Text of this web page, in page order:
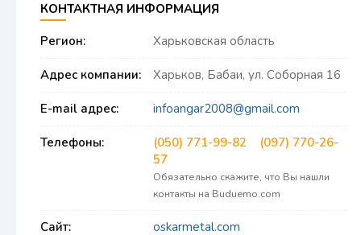
КОНТАКТНАЯ ИНФОРМАЦИЯ
Регион:
Харьковская область
Адрес компании: Харьков, Бабаи, ул. Соборная 16
E-mail адрес: infoangar2008@gmail.com
Телефоны: (050) 771-99-82
(097) 770-26-
57
Обязательно скажите, что Вы нашли
контакты на Buduemo.com
Сайт: oskarmetal.com